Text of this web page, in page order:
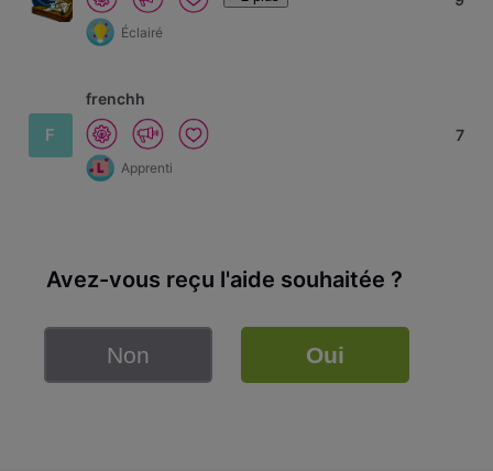
Éclairé
F
frenchh
Apprenti
7
Avez-vous reçu l'aide souhaitée ?
Non Oui